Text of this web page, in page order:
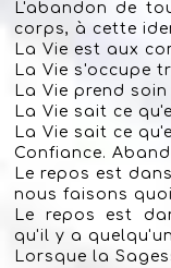
L'abandon de
corps, à cette
La Vie est aux
La Vie s'occupe
La Vie prend
La Vie sait ce
La Vie sait ce
Confiance.
Le repos est
nous faisons
Le repos est
qu'il y a
Lorsque la